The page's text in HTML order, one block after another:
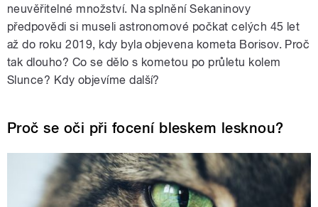
neuvěřitelné množství. Na splnění Sekaninovy
předpovědi si museli astronomové počkat celých 45 let
až do roku 2019, kdy byla objevena kometa Borisov. Proč
tak dlouho? Co se dělo s kometou po průletu kolem
Slunce? Kdy objevíme další?
Proč se oči při focení bleskem lesknou?